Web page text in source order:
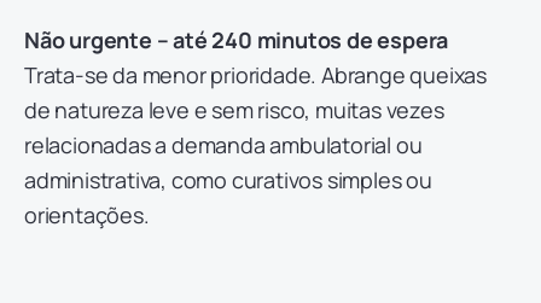
Não urgente – até 240 minutos de espera
Trata-se da menor prioridade. Abrange queixas
de natureza leve e sem risco, muitas vezes
relacionadas a demanda ambulatorial ou
administrativa, como curativos simples ou
orientações.